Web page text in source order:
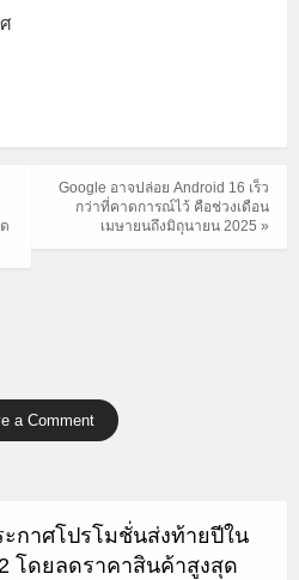
Google อาจปล่อย Android 16 เร็ว
กว่าที่คาดการณ์ไว้ คือช่วงเดือน
เมษายนถึงมิถุนายน 2025 »
a Comment
ะกาศโปรโมชั่นส่งท้ายปีใน
โดยลดราคาสินค้าสูงสุด